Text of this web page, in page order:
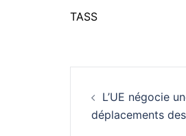
TASS
d’article
L’UE négocie
déplacements